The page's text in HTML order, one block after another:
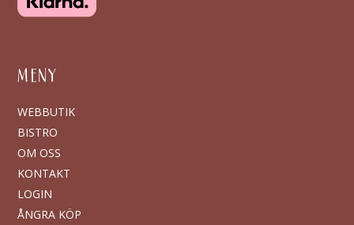
MENY
WEBBUTIK
BISTRO
OM OSS
KONTAKT
LOGIN
ÅNGRA KÖP